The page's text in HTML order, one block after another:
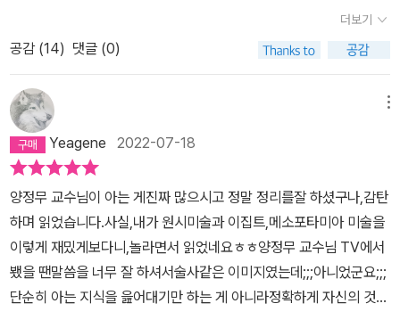
동굴벽화인데무려 3만2000년 전이라고 하는구나. 가장 오래되었지
만, 비교적 최근인1994년에 발견되었대. 그래서 쇼베 동굴벽화보다
프랑스 도르도뉴의 라스코 동굴벽화와 스페인칸다브리아의 알타미라
동굴벽화가 더 유명한 것 같구나. 이 두 동굴벽화의 이름은 아빠에게
도 익숙하거든…특히 알타미라 동굴벽화는 피카소가 영향을많이 받
았다고 하는구나. 알타미라 동굴벽화의 황소 그림과 피카소의 황소
그림을 보고 있노라면, 인간은 그 옛날에 비해 변한 것이 없다는 말이
맞는 것 같더구나. 그렇다면 왜 동굴벽화를 그렸을까? 지은이는 가설
을 들어 설명을 해주었는데, 첫째는 사냥을 많이 해달라고하는 하나
의 의식일 수도 있다고 했고, 둘째는 당시 그들이 살고 있는 세계관을
표현한 것일 있다고 했어. 그리고 동굴벽화를 그린 그 시대의 화가는
주술사였을 것이라고 추측했단다. 고대의조각상들을 보면 빌렌도르
(↙ ) 첫 페이지에 수록된 삽화이다.지난 달부터 박물관에서 고대 이
집트 문명에 관한 강좌를 신청하여 듣고 있는데 이 강의를 원활하게
부를 따로 해야겠다는 수년 전 생각을 이참에 개시하는데 양정무 교
수의 미술이야기 1권만한 책이 없었다.이 책은 -1. 원시미술-2. 이집
트 미술-3 메소포타미아 미술이렇게 3부로 이루어져 있다. 원시시대
미술품이라고 하는 것들은 사실 미술품이라기 보다 생활용품, 그들의
생활을 짐작하게 해주는 유물들인데, 이런 구분을 다시 생각하게 해
주는 언급이 나온다. 미술품과 생활용품을 굳이 구분하기가 모호한
경우가 많다는 것이다. 예를 들어 빗살무늬토기의 그 무늬를 꼭 어떤
기능을 위해 새겨넣었겠느냐 하는 것이다. 오히려 그것을 만든 원시
인들은 쓸모보다는 장식에 더 시간을 들였을지 모르며, 미술이란 먹
요할 듯 하다.양정무 교수의 미술이야기를 통해 미술사에 대한 개괄
적인 흐름을 이해할 수 있었다.개인적으로 그의 다음 저작이 기대된
다.
더보기
공감 (14) 댓글 (0)
Yeagene 2022-07-18
양정무 교수님이 아는 게진짜 많으시고 정말 정리를잘 하셨구나,감탄
하며 읽었습니다.사실,내가 원시미술과 이집트,메소포타미아 미술을
이렇게 재밌게보다니,놀라면서 읽었네요ㅎㅎ양정무 교수님 TV에서
뵀을 땐말씀을 너무 잘 하셔서술사같은 이미지였는데;;;아니었군요;;;
단순히 아는 지식을 읊어대기만 하는 게 아니라정확하게 자신의 것으